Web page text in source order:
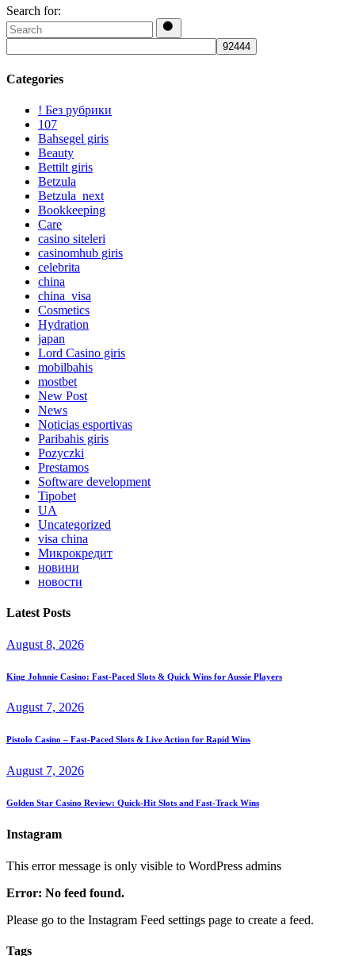
Search for:
Categories
! Без рубрики
107
Bahsegel giris
Beauty
Bettilt giris
Betzula
Betzula_next
Bookkeeping
Care
casino siteleri
casinomhub giris
celebrita
china
china_visa
Cosmetics
Hydration
japan
Lord Сasino giris
mobilbahis
mostbet
New Post
News
Noticias esportivas
Paribahis giris
Pozyczki
Prestamos
Software development
Tipobet
UA
Uncategorized
visa china
Микрокредит
новини
новости
Latest Posts
August 8, 2026
King Johnnie Casino: Fast‑Paced Slots & Quick Wins for Aussie Players
August 7, 2026
Pistolo Casino – Fast‑Paced Slots & Live Action for Rapid Wins
August 7, 2026
Golden Star Casino Review: Quick‑Hit Slots and Fast‑Track Wins
Instagram
This error message is only visible to WordPress admins
Error: No feed found.
Please go to the Instagram Feed settings page to create a feed.
Tags